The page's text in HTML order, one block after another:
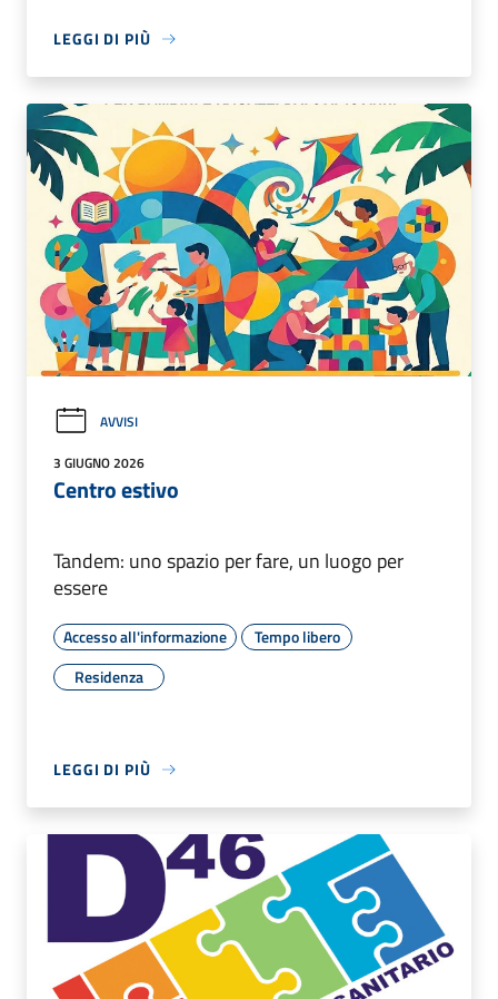
LEGGI DI PIÙ
AVVISI
3 GIUGNO 2026
Centro estivo
Tandem: uno spazio per fare, un luogo per
essere
Accesso all'informazione
Tempo libero
Residenza
LEGGI DI PIÙ